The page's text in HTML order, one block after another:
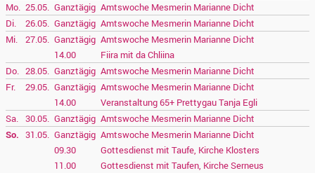
Mo. 25.05. Ganztägig Amtswoche Mesmerin Marianne Dicht
Di.
26.05. Ganztägig Amtswoche Mesmerin Marianne Dicht
Mi.
27.05. Ganztägig Amtswoche Mesmerin Marianne Dicht
14.00
Fiira mit da Chliina
Do. 28.05. Ganztägig Amtswoche Mesmerin Marianne Dicht
Fr.
29.05. Ganztägig Amtswoche Mesmerin Marianne Dicht
14.00
Veranstaltung 65+ Prettygau Tanja Egli
Sa. 30.05. Ganztägig Amtswoche Mesmerin Marianne Dicht
So. 31.05. Ganztägig Amtswoche Mesmerin Marianne Dicht
09.30
Gottesdienst mit Taufe, Kirche Klosters
11.00
Gottesdienst mit Taufen, Kirche Serneus